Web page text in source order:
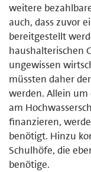
weitere
auch, dass zuvor
bereitgestellt
haushalterischen
ungewissen
müssten daher
werden. Allein
am
finanzieren,
benötigt. Hinzu
Schulhöfe, die
benötige.